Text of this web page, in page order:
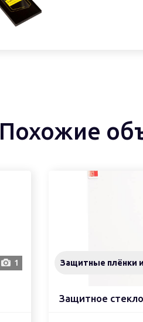
Похожие
1
Защитное стекло